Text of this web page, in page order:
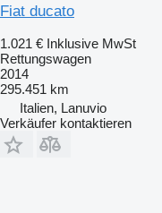
Fiat ducato
1.021 € Inklusive MwSt
Rettungswagen
2014
295.451 km
Italien, Lanuvio
Verkäufer kontaktieren